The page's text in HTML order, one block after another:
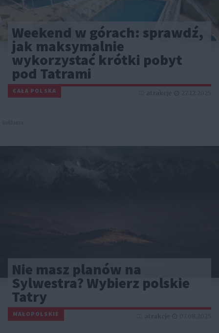
Weekend w górach: sprawdź,
jak maksymalnie
wykorzystać krótki pobyt
pod Tatrami
CAŁA POLSKA
Nie masz planów na
Sylwestra? Wybierz polskie
Tatry
MAŁOPOLSKIE